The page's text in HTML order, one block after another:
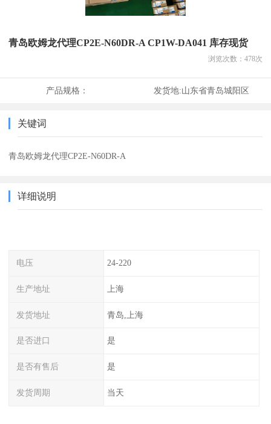
青岛欧姆龙代理CP2E-N60DR-A CP1W-DA041 库存现货
浏览次数： 478次
产品规格： 发货地:山东省青岛城阳区
关键词
青岛欧姆龙代理CP2E-N60DR-A
详细说明
电压 24-220
生产地址 上海
发货地址 青岛,上海
是否进口 是
是否有售后 是
发货周期 当天